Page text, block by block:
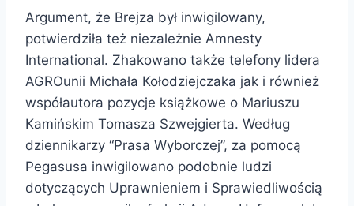
Argument, że Brejza był inwigilowany,
potwierdziła też niezależnie Amnesty
International. Zhakowano także telefony lidera
AGROunii Michała Kołodziejczaka jak i również
współautora pozycje książkowe o Mariuszu
Kamińskim Tomasza Szwejgierta. Według
dziennikarzy “Prasa Wyborczej”, za pomocą
Pegasusa inwigilowano podobnie ludzi
dotyczących Uprawnieniem i Sprawiedliwością